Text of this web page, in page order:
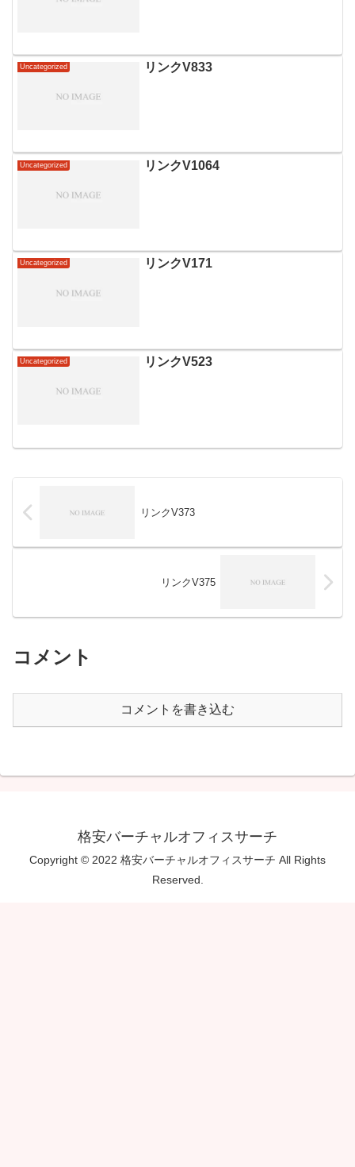
Uncategorized リンクV833
Uncategorized リンクV1064
Uncategorized リンクV171
Uncategorized リンクV523
リンクV373
リンクV375
コメント
コメントを書き込む
格安バーチャルオフィスサーチ
Copyright © 2022 格安バーチャルオフィスサーチ All Rights
Reserved.